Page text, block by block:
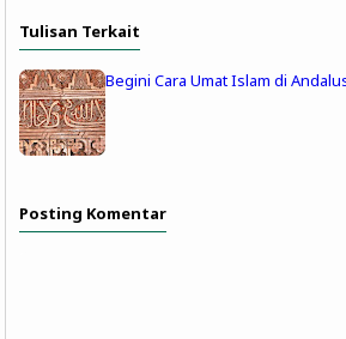
Tulisan Terkait
Begini Cara Umat Islam di
Posting Komentar